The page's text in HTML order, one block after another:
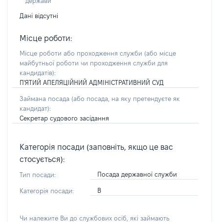
Дані відсутні
Місце роботи:
Місце роботи або проходження служби (або місце
майбутньої роботи чи проходження служби для
кандидатів):
П'ЯТИЙ АПЕЛЯЦІЙНИЙ АДМІНІСТРАТИВНИЙ СУД
Займана посада (або посада, на яку претендуєте як
кандидат):
Секретар судового засідання
Категорія посади (заповніть, якщо це вас
стосується):
Тип посади: Посада державної служби
Категорія посади: В
Чи належите Ви до службових осіб, які займають